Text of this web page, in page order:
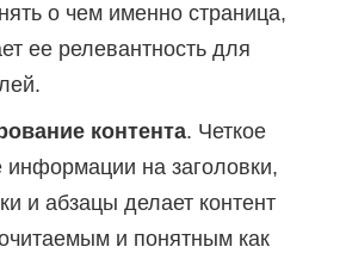
о чем именно страница,
ее релевантность для
контента. Четкое
информации на заголовки,
и абзацы делает контент
и понятным как